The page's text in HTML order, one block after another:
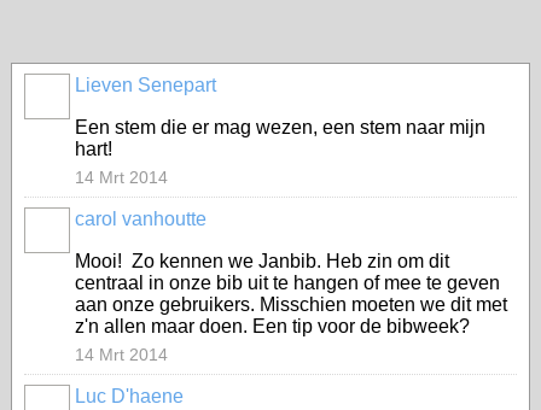
Lieven Senepart
Een stem die er mag wezen, een stem naar mijn
hart!
14 Mrt 2014
carol vanhoutte
Mooi! Zo kennen we Janbib. Heb zin om dit
centraal in onze bib uit te hangen of mee te geven
aan onze gebruikers. Misschien moeten we dit met
z'n allen maar doen. Een tip voor de bibweek?
14 Mrt 2014
Luc D'haene